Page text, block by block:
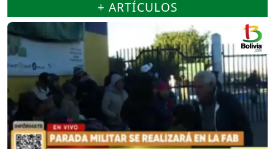
+ ARTÍCULOS